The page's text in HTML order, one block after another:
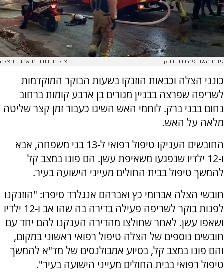
זירת השריפה בבני ברק צילום: דוברות ארגון הצלה
כונני הצלה וכבאות הוזנקו בשעות הבוקר המוקדמות
לשריפה שפרצה בבניין מגורים בן ארבע קומות ברחוב
נחום בבני ברק. לוחמי האש השיגו כעבור זמן קצר שליטה
מלאה על האש.
החובשים העניקו טיפול רפואי ל-13 בני משפחה, אבא
ו-12 ילדיו שנפגעו משאיפת עשן. הם פונו במצב קל
להמשך טיפול בבית החולים מעייני הישועה בעיר.
חובשי הצלה אברומי כץ ואברהם אנגלרד סיפרו: "הוזנקנו
לפנות בוקר לשריפה פעילה בדירה בה שהו אב ו-12 ילדיו
ושאפו עשן. לאחר שחולצו מהדירה הענקנו להם יחד עם
חובשים נוספים של הצלה טיפול רפואי ראשוני במקום,
והם פונו במצב קל, בסיוע אמבולנסים של מד"א להמשך
טיפול רפואי בבית החולים מעייני הישועה בעיר".